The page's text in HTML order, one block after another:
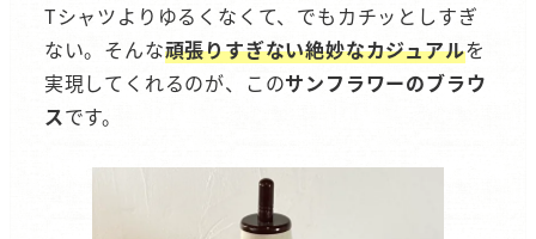
Tシャツよりゆるくなくて、でもカチッとしすぎ
ない。そんな頑張りすぎない絶妙なカジュアルを
実現してくれるのが、このサンフラワーのブラウ
スです。